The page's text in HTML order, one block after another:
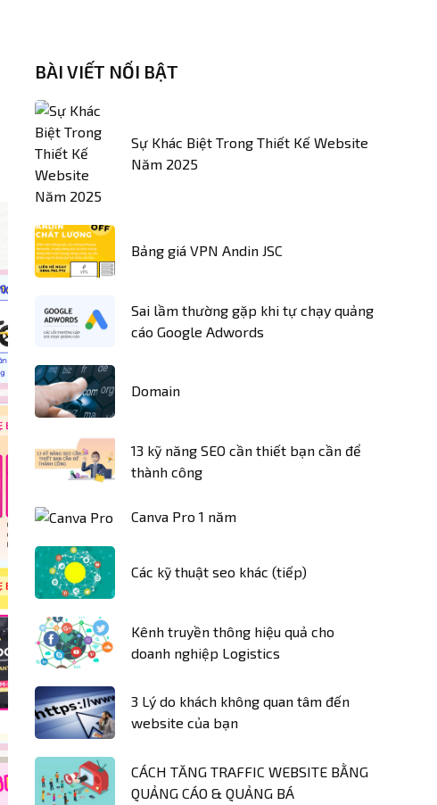
BÀI VIẾT NỔI BẬT
Sự Khác Biệt Trong Thiết Kế Website
Năm 2025
Bảng giá VPN Andin JSC
Sai lầm thường gặp khi tự chạy quảng
cáo Google Adwords
Domain
13 kỹ năng SEO cần thiết bạn cần để
thành công
Canva Pro 1 năm
Các kỹ thuật seo khác (tiếp)
Kênh truyền thông hiệu quả cho
doanh nghiệp Logistics
3 Lý do khách không quan tâm đến
website của bạn
CÁCH TĂNG TRAFFIC WEBSITE BẰNG
QUẢNG CÁO & QUẢNG BÁ